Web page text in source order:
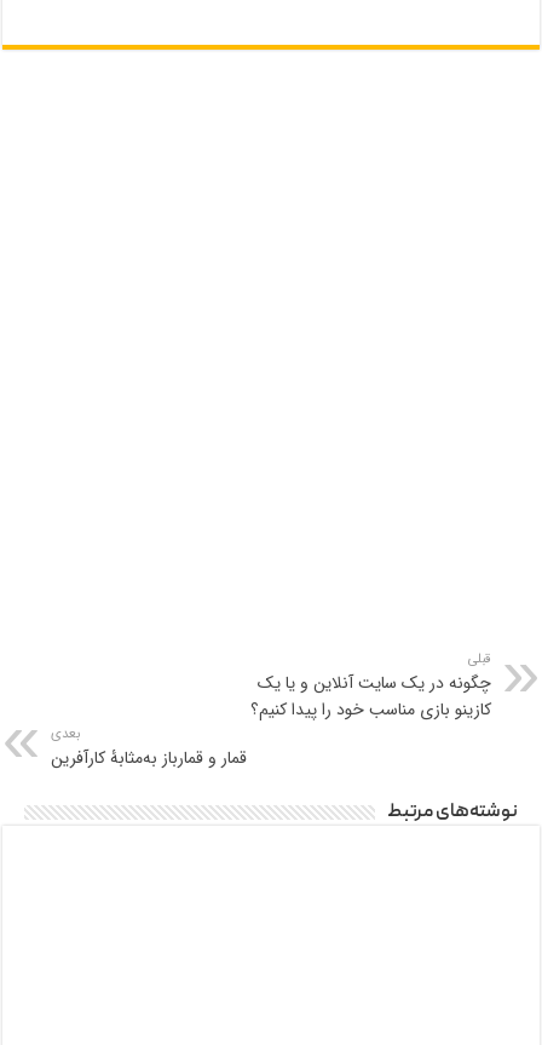
قبلی
چگونه در یک سایت آنلاین و یا یک
کازینو بازی مناسب خود را پیدا کنیم؟
بعدی
قمار و قمارباز به‌مثابۀ کارآفرین
نوشته‌های مرتبط